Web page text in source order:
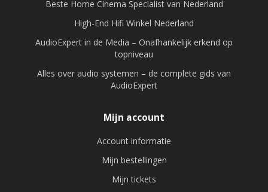
Beste Home Cinema Specialist van Nederland
High-End Hifi Winkel Nederland
AudioExpert in de Media – Onafhankelijk erkend op
topniveau
Alles over audio systemen – de complete gids van
AudioExpert
Mijn account
Account informatie
Mijn bestellingen
Mijn tickets